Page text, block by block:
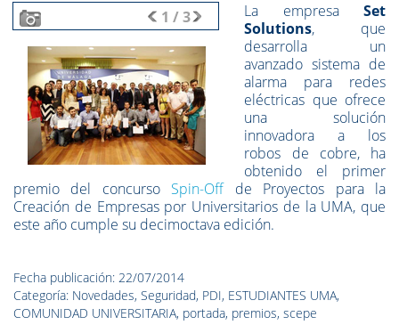
1 / 3 La empresaSet
Solutions, que
desarrolla un
avanzado sistema de
alarma para redes
eléctricas que ofrece
una solución
innovadora a los
robos de cobre, ha
obtenido el primer
premio del concurso Spin-Offde Proyectos para la
Creación de Empresas por Universitarios de la UMA, que
este año cumple su decimoctava edición.
Fecha publicación: 22/07/2014
Categoría: Novedades, Seguridad, PDI, ESTUDIANTES UMA,
COMUNIDAD UNIVERSITARIA, portada, premios, scepe